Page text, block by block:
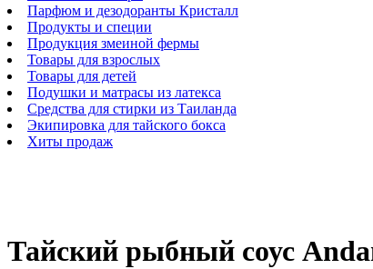
Парфюм и дезодоранты Кристалл
Продукты и специи
Продукция змеиной фермы
Товары для взрослых
Товары для детей
Подушки и матрасы из латекса
Средства для стирки из Таиланда
Экипировка для тайского бокса
Хиты продаж
Тайский рыбный соус